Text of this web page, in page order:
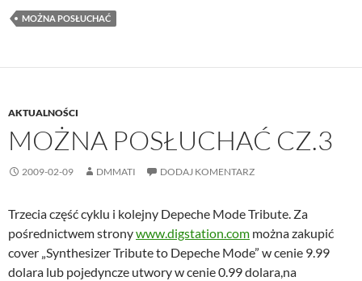
MOŻNA POSŁUCHAĆ
AKTUALNOŚCI
MOŻNA POSŁUCHAĆ CZ.3
2009-02-09 DMMATI DODAJ KOMENTARZ
Trzecia część cyklu i kolejny Depeche Mode Tribute. Za
pośrednictwem stronywww.digstation.com można zakupić
cover „Synthesizer Tribute to Depeche Mode” w cenie 9.99
dolara lub pojedyncze utwory w cenie 0.99 dolara,na